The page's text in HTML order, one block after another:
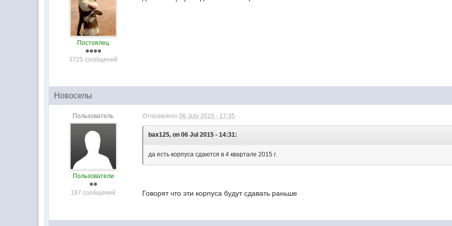
Постоялец
3725 сообщений
Новоселы
Пользователь
Пользователи
197 сообщений
Отправлено06 July 2015 - 17:35
bax125, on 06 Jul 2015 - 14:31:
да есть корпуса сдаются в 4 квартале 2015 г.
Говорят что эти корпуса будут сдавать раньше